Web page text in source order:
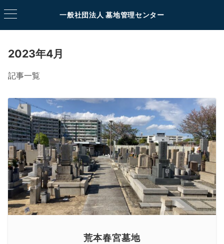
一般社団法人 墓地管理センター
2023年4月
記事一覧
荒本春宮墓地